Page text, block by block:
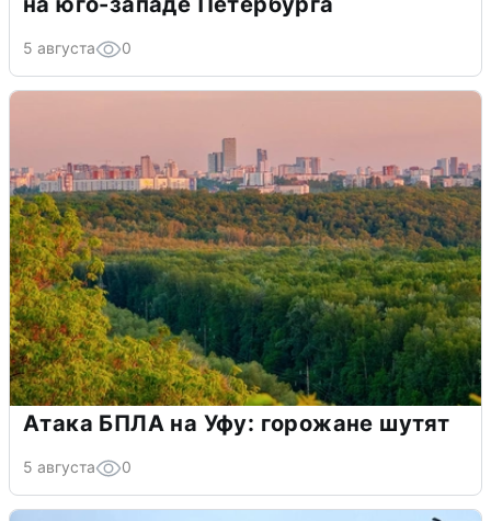
5 августа 0
Атака БПЛА на Уфу: горожане шутят
5 августа 0